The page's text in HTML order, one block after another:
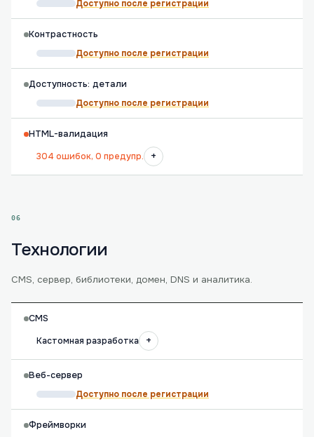
Доступно после регистрации
Контрастность
Доступно после регистрации
Доступность: детали
Доступно после регистрации
HTML-валидация
304 ошибок, 0 предупр.
+
06
Технологии
CMS, сервер, библиотеки, домен, DNS и аналитика.
CMS
Кастомная разработка
+
Веб-сервер
Доступно после регистрации
Фреймворки